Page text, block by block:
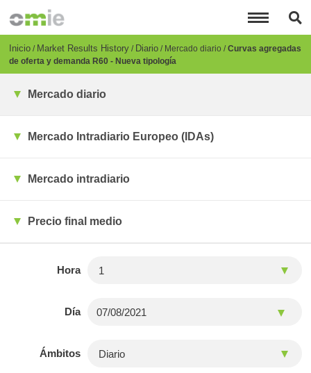
principal
Breadcrumb
Inicio Market Results History Diario Mercado diario Curvas agregadas
de oferta y demanda R60 - Nueva tipología
Mercado diario
Mercado Intradiario Europeo (IDAs)
Mercado intradiario
Precio final medio
Hora
Día
Ámbitos